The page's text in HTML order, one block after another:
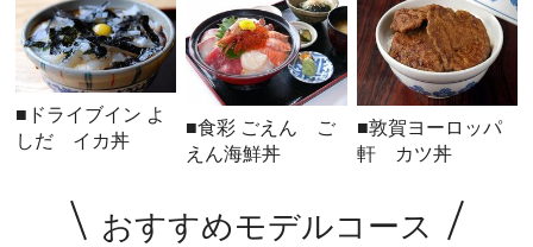
■ドライブイン よ
しだ イカ丼
■食彩 ごえん ご
えん海鮮丼
■敦賀ヨーロッパ
軒 カツ丼
おすすめモデルコース